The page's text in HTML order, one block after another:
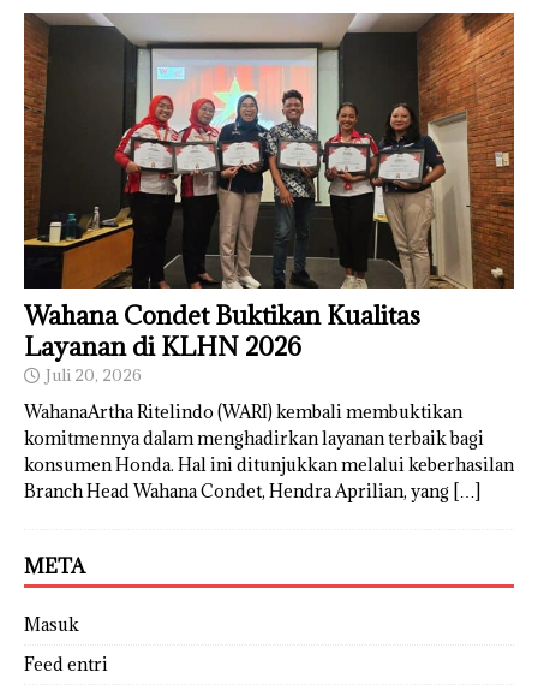
Wahana Condet Buktikan Kualitas
Layanan di KLHN 2026
Juli 20, 2026
WahanaArtha Ritelindo (WARI) kembali membuktikan
komitmennya dalam menghadirkan layanan terbaik bagi
konsumen Honda. Hal ini ditunjukkan melalui keberhasilan
Branch Head Wahana Condet, Hendra Aprilian, yang […]
META
Masuk
Feed entri